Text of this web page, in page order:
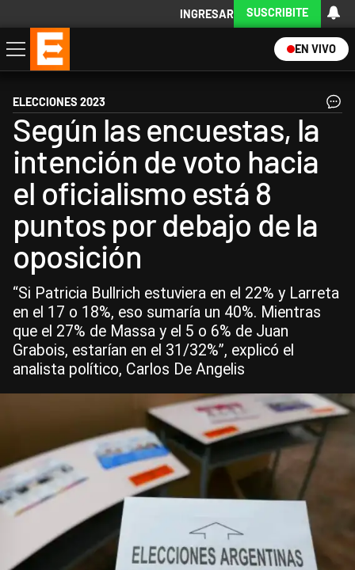
INGRESAR SUSCRIBITE
EN VIVO
Economía
Política
Internacional
Actualidad
Descargá la App
ELECCIONES 2023
Según las encuestas, la
intención de voto hacia
el oficialismo está 8
puntos por debajo de la
oposición
“Si Patricia Bullrich estuviera en el 22% y Larreta
en el 17 o 18%, eso sumaría un 40%. Mientras
que el 27% de Massa y el 5 o 6% de Juan
Grabois, estarían en el 31/32%”, explicó el
analista político, Carlos De Angelis